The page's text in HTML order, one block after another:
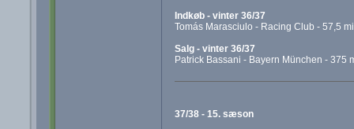
Indkøb - vinter 36/37
Tomás Marasciulo - Racing Club - 57,5
Salg - vinter 36/37
Patrick Bassani - Bayern München - 375
37/38 - 15. sæson